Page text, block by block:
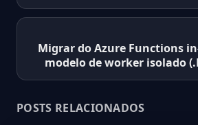
Migrar do Azure Functions
modelo de worker isolado
POSTS RELACIONADOS